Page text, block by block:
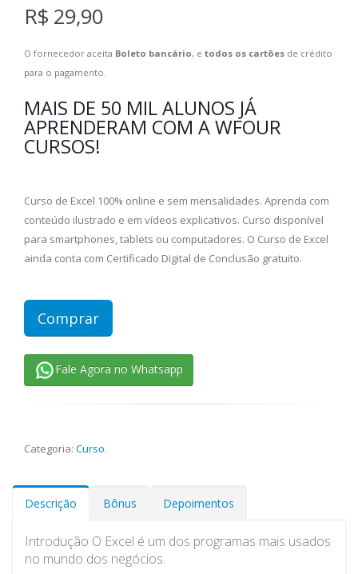
R$ 29,90
O fornecedor aceita Boleto bancário, e todos os cartões de crédito
para o pagamento.
MAIS DE 50 MIL ALUNOS JÁ
APRENDERAM COM A WFOUR
CURSOS!
Curso de Excel 100% online e sem mensalidades. Aprenda com
conteúdo ilustrado e em vídeos explicativos. Curso disponível
para smartphones, tablets ou computadores. O Curso de Excel
ainda conta com Certificado Digital de Conclusão gratuito.
Comprar
Fale Agora no Whatsapp
Categoria: Curso.
Descrição Bônus Depoimentos
Introdução O Excel é um dos programas mais usados
no mundo dos negócios.